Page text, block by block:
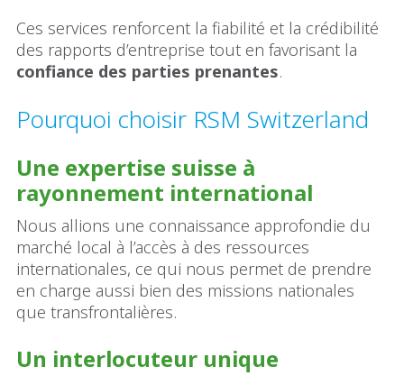
Ces services renforcent la fiabilité et la crédibilité
des rapports d’entreprise tout en favorisant la
confiance des parties prenantes.
Pourquoi choisir RSM Switzerland
Une expertise suisse à
rayonnement international
Nous allions une connaissance approfondie du
marché local à l’accès à des ressources
internationales, ce qui nous permet de prendre
en charge aussi bien des missions nationales
que transfrontalières.
Un interlocuteur unique